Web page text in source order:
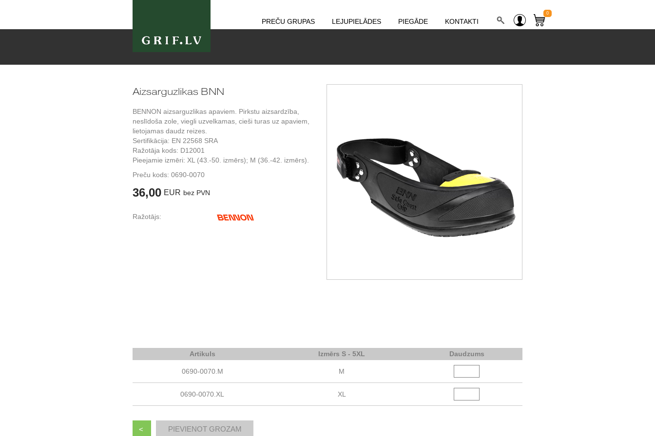
PREČU GRUPAS LEJUPIELĀDES PIEGĀDE KONTAKTI
0
Aizsarguzlikas BNN
BENNON aizsarguzlikas apaviem. Pirkstu aizsardzība,
neslīdoša zole, viegli uzvelkamas, cieši turas uz apaviem,
lietojamas daudz reizes.
Sertifikācija: EN 22568 SRA
Ražotāja kods: D12001
Pieejamie izmēri: XL (43.-50. izmērs); M (36.-42. izmērs).
Preču kods: 0690-0070
36,00 EUR bez PVN
Ražotājs:
Artikuls Izmērs S - 5XL Daudzums
0690-0070.M M
0690-0070.XL XL
<